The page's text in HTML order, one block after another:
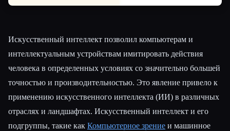
Искусственный интеллект позволил компьютерам и
интеллектуальным устройствам имитировать действия
человека в определенных условиях со значительно большей
точностью и производительностью. Это явление привело к
применению искусственного интеллекта (ИИ) в различных
отраслях и ландшафтах. Искусственный интеллект и его
подгруппы, такие как Компьютерное зрение и машинное